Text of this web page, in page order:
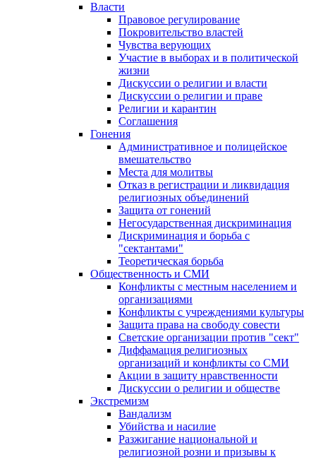
Власти
Правовое регулирование
Покровительство властей
Чувства верующих
Участие в выборах и в политической
жизни
Дискуссии о религии и власти
Дискуссии о религии и праве
Религии и карантин
Соглашения
Гонения
Административное и полицейское
вмешательство
Места для молитвы
Отказ в регистрации и ликвидация
религиозных объединений
Защита от гонений
Негосударственная дискриминация
Дискриминация и борьба с
"сектантами"
Теоретическая борьба
Общественность и СМИ
Конфликты с местным населением и
организациями
Конфликты с учреждениями культуры
Защита права на свободу совести
Светские организации против "сект"
Диффамация религиозных
организаций и конфликты со СМИ
Акции в защиту нравственности
Дискуссии о религии и обществе
Экстремизм
Вандализм
Убийства и насилие
Разжигание национальной и
религиозной розни и призывы к